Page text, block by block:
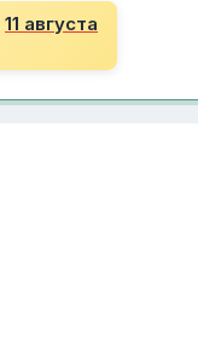
11 августа